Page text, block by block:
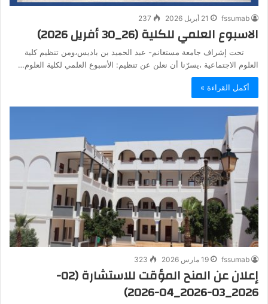
fssumab 21 أبريل 2026 237
الاسبوع العلمي للكلية (26_30 أفريل 2026)
تحت إشراف جامعة مستغانم- عبد الحميد بن باديس،ومن تنظيم كلية
العلوم الاجتماعية ،يسرّنا أن نعلن عن تنظيم: الأسبوع العلمي لكلية العلوم…
أكمل القراءة »
fssumab 19 مارس 2026 323
إعلان عن المنح المؤقت للاستشارة (02-
2026_03-2026_04-2026)